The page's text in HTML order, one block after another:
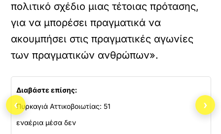
πολιτικό σχέδιο μιας τέτοιας πρότασης,
για να μπορέσει πραγματικά να
ακουμπήσει στις πραγματικές αγωνίες
των πραγματικών ανθρώπων».
Διαβάστε επίσης:
Πυρκαγιά Αττικοβοιωτίας: 51
εναέρια μέσα δεν
‹ ›